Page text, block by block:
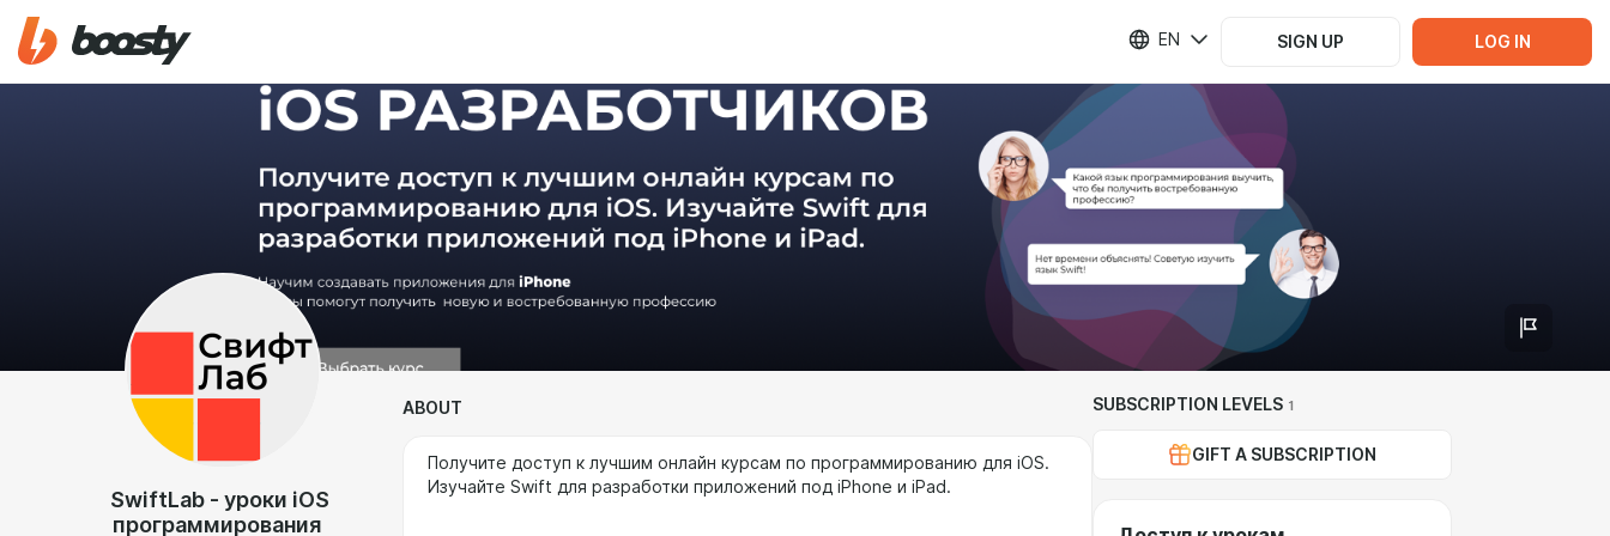
EN SIGN UP LOG IN
SwiftLab - уроки iOS
программирования
ABOUT
Получите доступ к лучшим онлайн курсам по программированию для iOS.
Изучайте Swift для разработки приложений под iPhone и iPad.
SUBSCRIPTION LEVELS 1
GIFT A SUBSCRIPTION